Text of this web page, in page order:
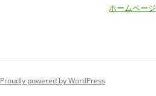
ホームページ
Proudly powered by WordPress